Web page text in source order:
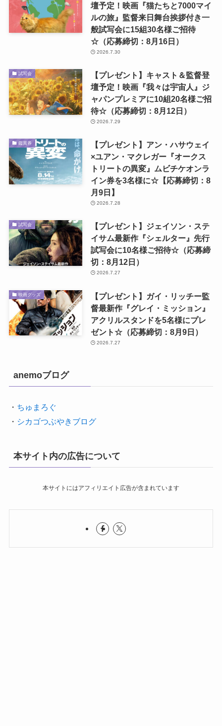
壇予定！映画『猫たちと7000マイ
ルの旅』監督来日舞台挨拶付き一
般試写会に15組30名様ご招待
☆（応募締切：8月16日）
2026.7.30
試写会
【プレゼント】キャスト＆監督登
壇予定！映画『我々は宇宙人』ジ
ャパンプレミアに10組20名様ご招
待☆（応募締切：8月12日）
2026.7.29
鑑賞券
【プレゼント】アン・ハサウェイ
×ユアン・マクレガー『オークス
トリートの異変』ムビチケオンラ
イン券を3名様に☆【応募締切：8
月9日】
2026.7.28
試写会
【プレゼント】ジェイソン・ステ
イサム最新作『シェルター』先行
試写会に10名様ご招待☆（応募締
切：8月12日）
2026.7.27
映画グッズ
【プレゼント】ガイ・リッチー監
督最新作『グレイ・ミッション』
アクリルスタンドを5名様にプレ
ゼント☆（応募締切：8月9日）
2026.7.27
anemoブログ
・ ちゅまろぐ
・ シカゴつぶやきブログ
本サイト内の広告について
本サイトにはアフィリエイト広告が含まれています